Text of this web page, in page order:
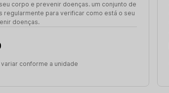
corpo e prevenir doenças. um conjunto de
regularmente para verificar como está o seu
doenças.
conforme a unidade